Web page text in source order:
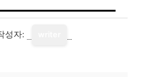
성자: